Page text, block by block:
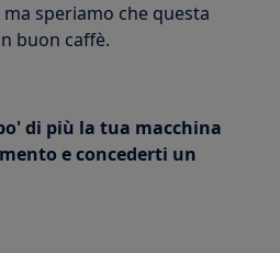
speriamo che questa
buon caffè.
di più la tua macchina
e concederti un